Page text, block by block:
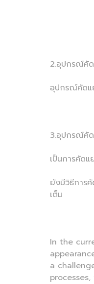
2.อุปกรณ์คัด
อุปกรณ์คัดแ
3.อุปกรณ์คั
เป็นการคัด
ยังมีวิธีการ
เต็ม
In the
a